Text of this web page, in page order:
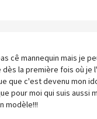
cê mannequin mais je
la première fois où je
que c'est devenu mon
pour moi qui suis aussi
modèle!!!